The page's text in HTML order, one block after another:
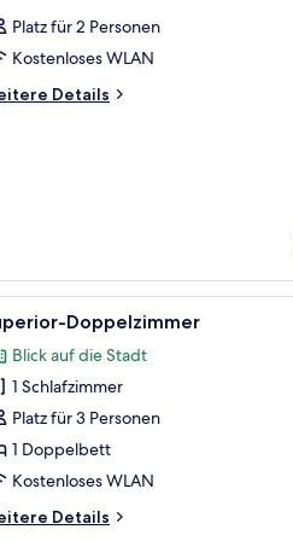
Platz für 2 Personen
Kostenloses WLAN
Details
einer Tür.einem Nachttisch mit Telefon,
Ein
8 Doppelzimmer
Blick auf die Stadt
1 Schlafzimmer
Platz für 3 Personen
1 Doppelbett
Kostenloses WLAN
Details